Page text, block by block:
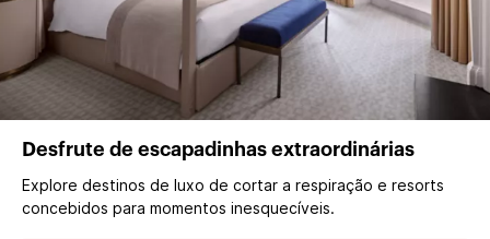
Desfrute de escapadinhas extraordinárias
Explore destinos de luxo de cortar a respiração e resorts
concebidos para momentos inesquecíveis.